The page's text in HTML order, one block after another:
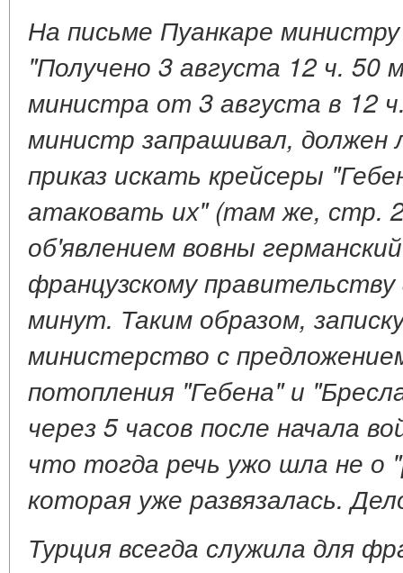
На письме Пуанкаре
"Получено 3 августа 12 ч. 50
министра от 3 августа в 12
министр запрашивал,
приказ искать крейсеры
атаковать их" (там же, стр.
об'явлением вовны
французскому
минут. Таким образом,
министерство с
потопления "Гебена" и
через 5 часов после начала
что тогда речь ужо шла не о
которая уже развязалась.
Турция всегда служила для